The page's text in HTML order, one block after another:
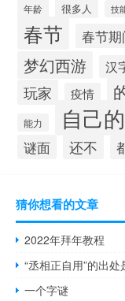
年龄 很多人 技
春节 春节期
梦幻西游 汉
玩家 疫情
能力 自己的
谜面 还不
猜你想看的文章
2022年拜年教程
“丞相正自用”的出处
一个字谜